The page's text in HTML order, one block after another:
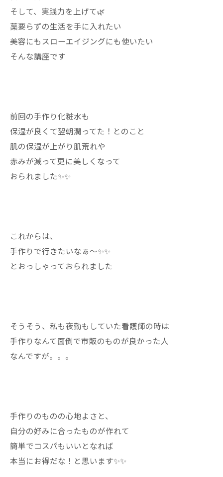
そして、実践力を上げて🌿
薬要らずの生活を手に入れたい
美容にもスローエイジングにも使いたい
そんな講座です
前回の手作り化粧水も
保湿が良くて翌朝潤ってた！とのこと
肌の保湿が上がり肌荒れや
赤みが減って更に美しくなって
おられました✨✨
これからは、
手作りで行きたいなぁ〜✨✨
とおっしゃっておられました
そうそう、私も夜勤もしていた看護師の時は
手作りなんて面倒で市販のものが良かった人
なんですが。。。
手作りのものの心地よさと、
自分の好みに合ったものが作れて
簡単でコスパもいいとなれば
本当にお得だな！と思います✨✨